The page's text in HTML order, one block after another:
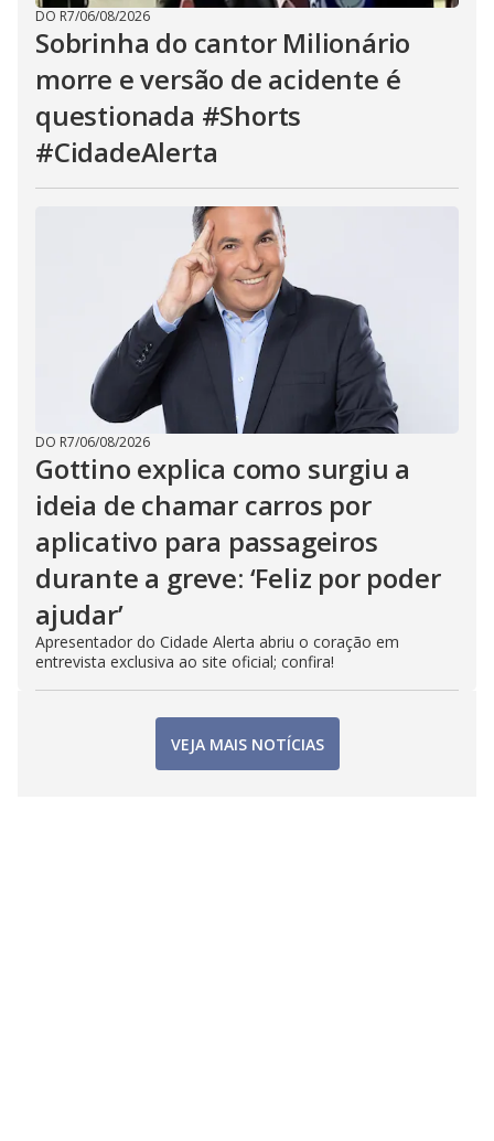
DO R7/06/08/2026
Sobrinha do cantor Milionário
morre e versão de acidente é
questionada #Shorts
#CidadeAlerta
DO R7/06/08/2026
Gottino explica como surgiu a
ideia de chamar carros por
aplicativo para passageiros
durante a greve: ‘Feliz por poder
ajudar’
Apresentador do Cidade Alerta abriu o coração em
entrevista exclusiva ao site oficial; confira!
VEJA MAIS NOTÍCIAS